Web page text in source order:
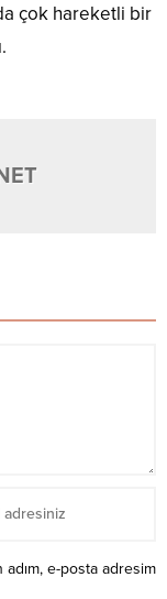
çok hareketli bir
adım, e-posta adresim